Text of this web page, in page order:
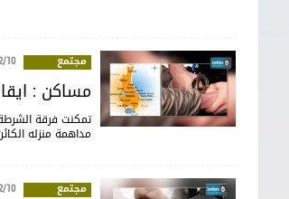
مجتمع
مساكن : ايقاف
مداهمة منزله
مجتمع